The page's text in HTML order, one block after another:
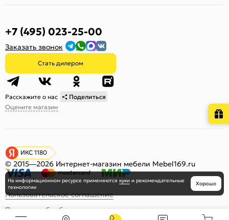
+7 (495) 023-25-00
Заказать звонок
Стать дилером
Расскажите о нас
Поделиться
Оцените магазин
ИКС 1180
© 2015—2026 Интернет-магазин мебели Mebel169.ru
Пользовательское соглашение
Политика обработки персональных данных
На информационном ресурсе применяются куки и рекомендательные
технологии
Хорошо